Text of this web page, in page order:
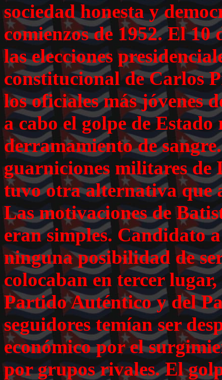
sociedad honesta y
comienzos de 1952. El 10
las elecciones
constitucional de Carlos
los oficiales más jóvenes
a cabo el golpe de
derramamiento de
guarniciones militares de
tuvo otra alternativa que
Las motivaciones de
eran simples. Candidato
ninguna posibilidad de
colocaban en tercer
Partido Auténtico y del
seguidores temían ser
económico por el
por grupos rivales. El